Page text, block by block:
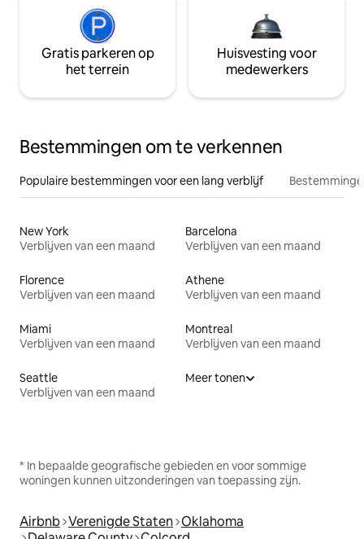
Gratis parkeren op
het terrein
Huisvesting voor
medewerkers
Bestemmingen om te verkennen
Populaire bestemmingen voor een lang verblijf
New York
Verblijven van een maand
Barcelona
Verblijven van een maand
Florence
Verblijven van een maand
Athene
Verblijven van een maand
Miami
Verblijven van een maand
Montreal
Verblijven van een maand
Seattle
Verblijven van een maand
Meer tonen
* In bepaalde geografische gebieden en voor sommige
woningen kunnen uitzonderingen van toepassing zijn.
Airbnb Verenigde Staten Oklahoma